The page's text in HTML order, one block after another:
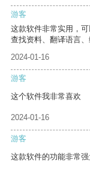
游客
这款软件非常实用，
查找资料、翻译语言、
2024-01-16
游客
这个软件我非常喜欢
2024-01-16
游客
这款软件的功能非常